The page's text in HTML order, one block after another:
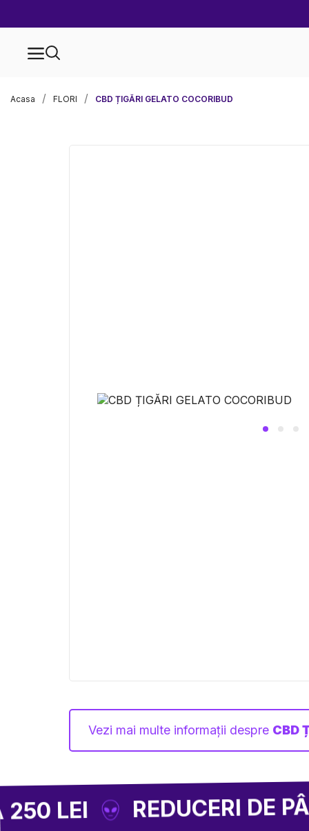
Acasa FLORI CBD ȚIGĂRI GELATO COCORIBUD
Vezi mai multe informații despre CBD
REDUCERI DE PÂNĂ LA